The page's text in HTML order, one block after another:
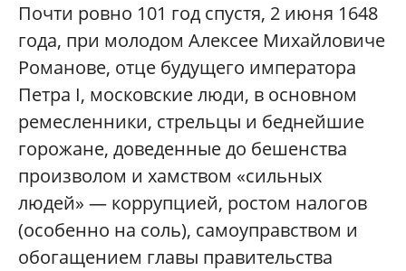
Почти ровно 101 год спустя, 2 июня 1648
года, при молодом Алексее Михайловиче
Романове, отце будущего императора
Петра I, московские люди, в основном
ремесленники, стрельцы и беднейшие
горожане, доведенные до бешенства
произволом и хамством «сильных
людей» — коррупцией, ростом налогов
(особенно на соль), самоуправством и
обогащением главы правительства